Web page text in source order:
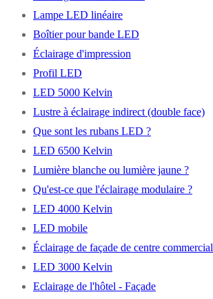
Lampe LED linéaire
Boîtier pour bande LED
Éclairage d'impression
Profil LED
LED 5000 Kelvin
Lustre à éclairage indirect (double face)
Que sont les rubans LED ?
LED 6500 Kelvin
Lumière blanche ou lumière jaune ?
Qu'est-ce que l'éclairage modulaire ?
LED 4000 Kelvin
LED mobile
Éclairage de façade de centre commercial
LED 3000 Kelvin
Eclairage de l'hôtel - Façade